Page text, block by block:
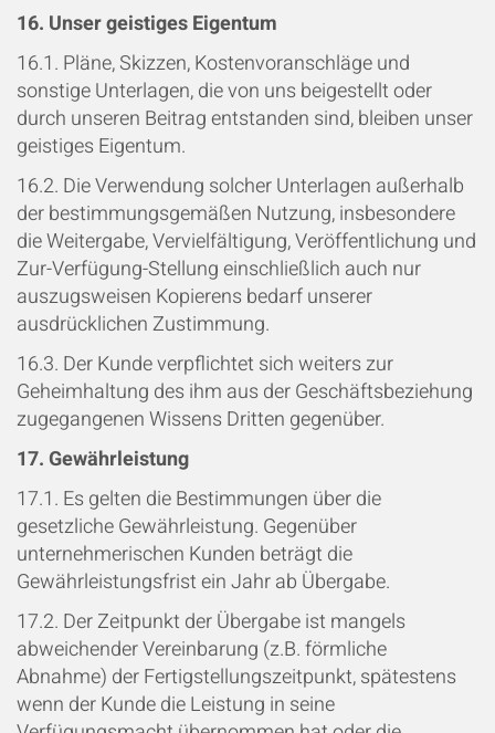
16. Unser geistiges Eigentum
16.1. Pläne, Skizzen, Kostenvoranschläge und
sonstige Unterlagen, die von uns beigestellt oder
durch unseren Beitrag entstanden sind, bleiben unser
geistiges Eigentum.
16.2. Die Verwendung solcher Unterlagen außerhalb
der bestimmungsgemäßen Nutzung, insbesondere
die Weitergabe, Vervielfältigung, Veröffentlichung und
Zur-Verfügung-Stellung einschließlich auch nur
auszugsweisen Kopierens bedarf unserer
ausdrücklichen Zustimmung.
16.3. Der Kunde verpflichtet sich weiters zur
Geheimhaltung des ihm aus der Geschäftsbeziehung
zugegangenen Wissens Dritten gegenüber.
17. Gewährleistung
17.1. Es gelten die Bestimmungen über die
gesetzliche Gewährleistung. Gegenüber
unternehmerischen Kunden beträgt die
Gewährleistungsfrist ein Jahr ab Übergabe.
17.2. Der Zeitpunkt der Übergabe ist mangels
abweichender Vereinbarung (z.B. förmliche
Abnahme) der Fertigstellungszeitpunkt, spätestens
wenn der Kunde die Leistung in seine